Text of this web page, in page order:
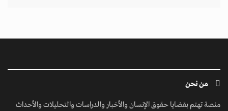
من نحن
منصة تهتم بقضايا حقوق الإنسان والأخبار والدراسات والتحليلات والأحداث